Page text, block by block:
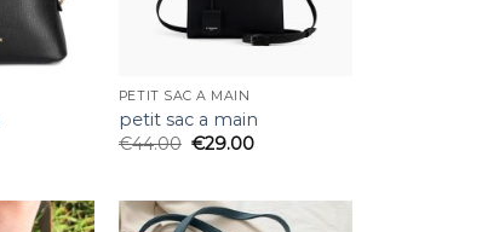
PETIT SAC A MAIN
petit sac a main
€44.00 €29.00